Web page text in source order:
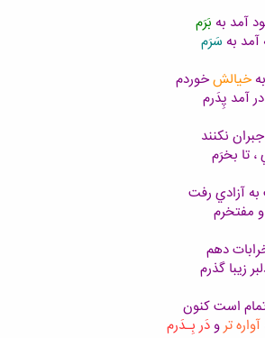
صبر کن...
نامه برای مدتی(از یک روز تا دو ماه) از باشگاه خداحافظی
ها... خداحافظ...
آمد به بَرَم
آمد به سَرَم
خيالشخوردم
آمد پِدَرم
نکنند
تا بخرَم
آزادي رفت
مفتخرم
دهم
زيبا گذرم
است کنون
آواره ترودَر بِـدَرم